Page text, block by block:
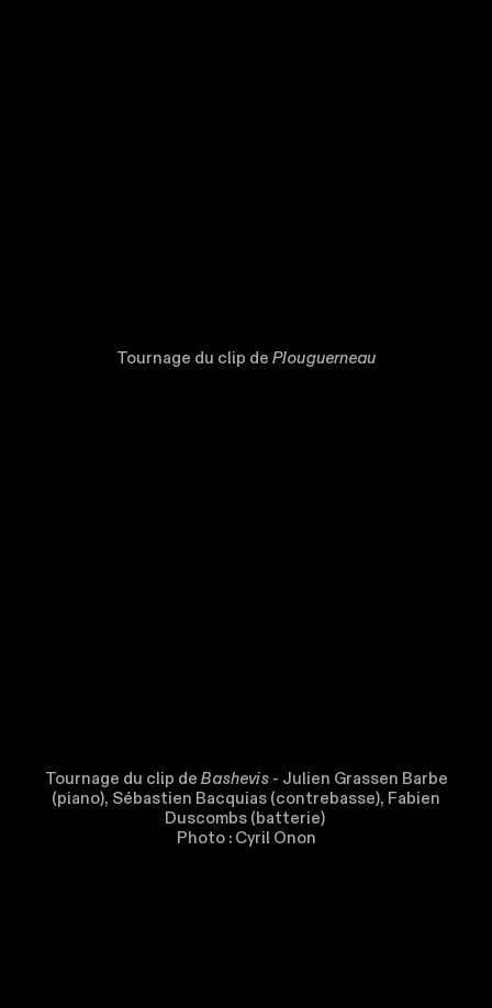
Tournage du clip de Plouguerneau
Tournage du clip de Bashevis - Julien Grassen Barbe
(piano), Sébastien Bacquias (contrebasse), Fabien
Duscombs (batterie)
Photo : Cyril Onon